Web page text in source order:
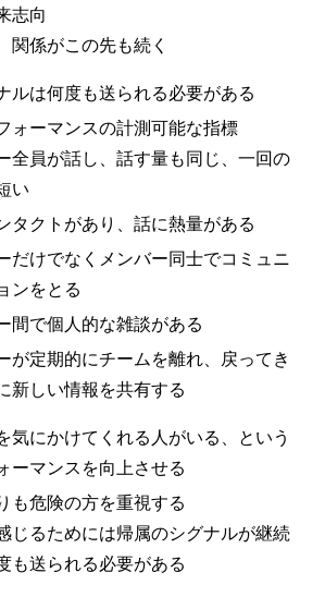
志向
関係がこの先も続く
ルは何度も送られる必要がある
ォーマンスの計測可能な指標
全員が話し、話す量も同じ、一回の
い
タクトがあり、話に熱量がある
だけでなくメンバー同士でコミュニ
ンをとる
間で個人的な雑談がある
が定期的にチームを離れ、戻ってき
新しい情報を共有する
気にかけてくれる人がいる、という
ーマンスを向上させる
も危険の方を重視する
じるためには帰属のシグナルが継続
も送られる必要がある